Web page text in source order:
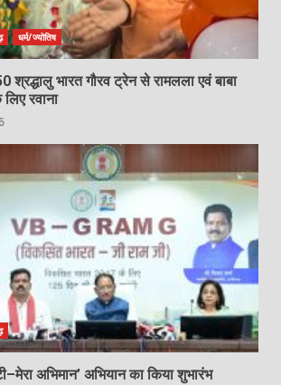
धर्म/ज्योतिष
भारत गौरव ट्रेन से रामलला एवं बाबा
रवाना
अभिमान’ अभियान का किया शुभारंभ